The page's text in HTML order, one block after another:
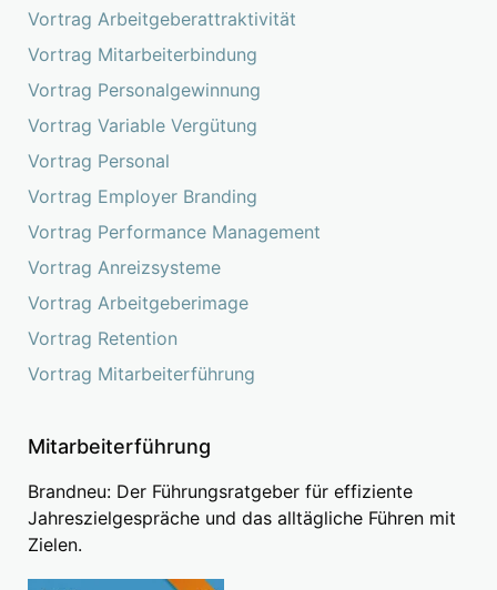
Vortrag Arbeitgeberattraktivität
Vortrag Mitarbeiterbindung
Vortrag Personalgewinnung
Vortrag Variable Vergütung
Vortrag Personal
Vortrag Employer Branding
Vortrag Performance Management
Vortrag Anreizsysteme
Vortrag Arbeitgeberimage
Vortrag Retention
Vortrag Mitarbeiterführung
Mitarbeiterführung
Brandneu: Der Führungsratgeber für effiziente
Jahreszielgespräche und das alltägliche Führen mit
Zielen.